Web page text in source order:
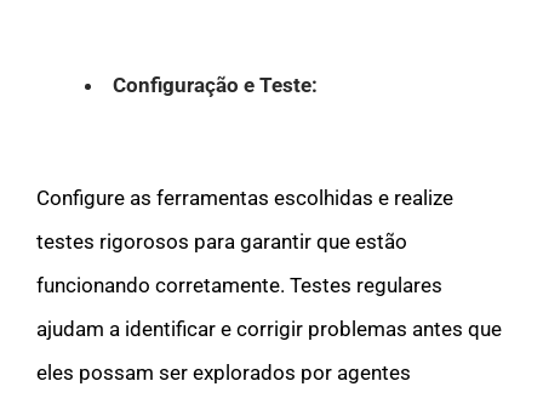
Configuração e Teste:
Configure as ferramentas escolhidas e realize
testes rigorosos para garantir que estão
funcionando corretamente. Testes regulares
ajudam a identificar e corrigir problemas antes que
eles possam ser explorados por agentes